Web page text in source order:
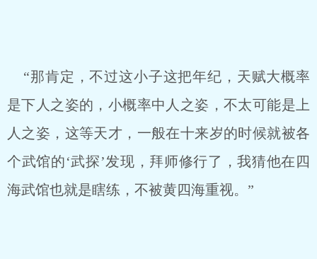
“那肯定，不过这小子这把年纪，天赋大概率
是下人之姿的，小概率中人之姿，不太可能是上
人之姿，这等天才，一般在十来岁的时候就被各
个武馆的‘武探’发现，拜师修行了，我猜他在四
海武馆也就是瞎练，不被黄四海重视。”